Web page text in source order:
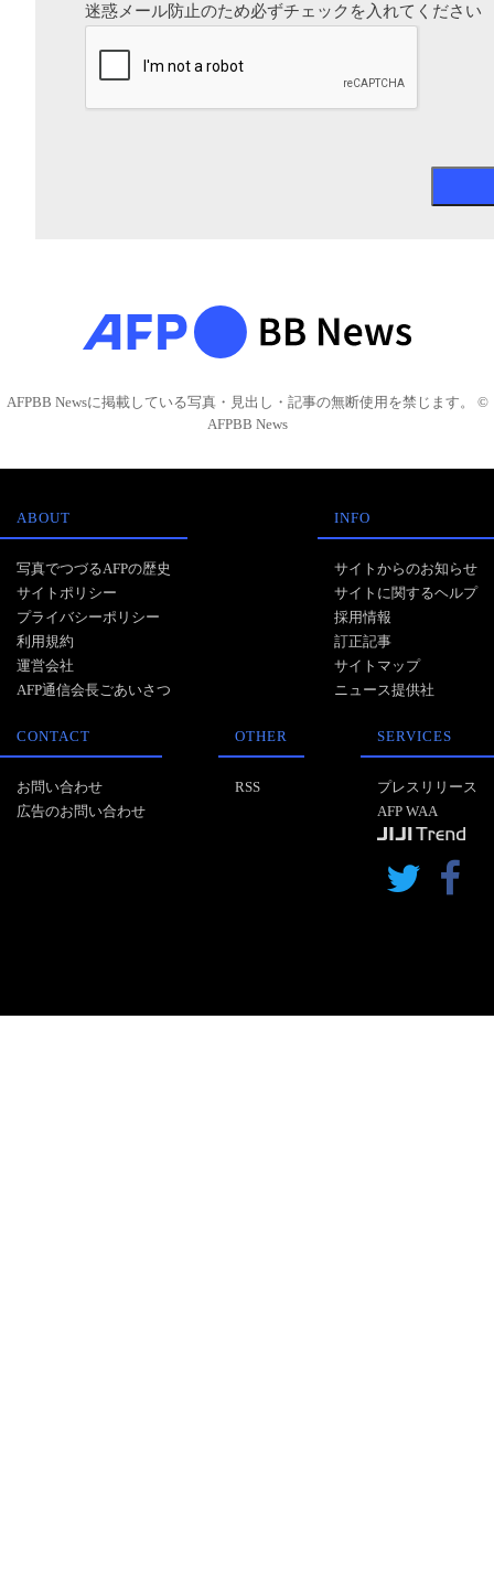
迷惑メール防止のため必ずチェックを入れてください
AFPBB Newsに掲載している写真・見出し・記事の無断使用を禁じます。 ©
AFPBB News
ABOUT
写真でつづるAFPの歴史
サイトポリシー
プライバシーポリシー
利用規約
運営会社
AFP通信会長ごあいさつ
INFO
サイトからのお知らせ
サイトに関するヘルプ
採用情報
訂正記事
サイトマップ
ニュース提供社
CONTACT
お問い合わせ
広告のお問い合わせ
OTHER
RSS
SERVICES
プレスリリース
AFP WAA